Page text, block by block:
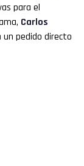
para el
Carlos
un pedido directo